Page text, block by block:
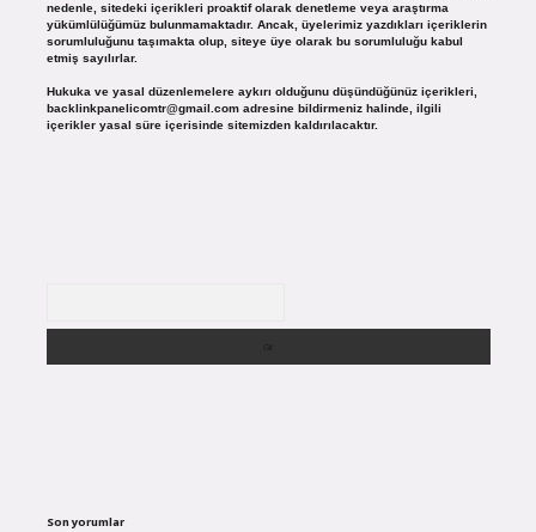
nedenle, sitedeki içerikleri proaktif olarak denetleme veya araştırma
yükümlülüğümüz bulunmamaktadır. Ancak, üyelerimiz yazdıkları içeriklerin
sorumluluğunu taşımakta olup, siteye üye olarak bu sorumluluğu kabul
etmiş sayılırlar.
Hukuka ve yasal düzenlemelere aykırı olduğunu düşündüğünüz içerikleri,
backlinkpanelicomtr@gmail.comadresine bildirmeniz halinde, ilgili
içerikler yasal süre içerisinde sitemizden kaldırılacaktır.
Son yorumlar